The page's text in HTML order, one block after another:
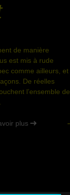
de manière
est mis à rude
comme ailleurs, et
De réelles
l’ensemble de
plus